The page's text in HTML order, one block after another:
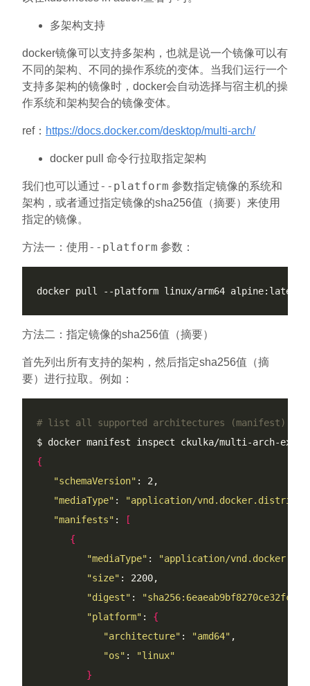
多架构支持
docker镜像可以支持多架构，也就是说一个镜像可以有
不同的架构、不同的操作系统的变体。当我们运行一个
支持多架构的镜像时，docker会自动选择与宿主机的操
作系统和架构契合的镜像变体。
ref： https://docs.docker.com/desktop/multi-arch/
docker pull 命令行拉取指定架构
我们也可以通过--platform 参数指定镜像的系统和
架构，或者通过指定镜像的sha256值（摘要）来使用
指定的镜像。
方法一：使用 --platform 参数：
方法二：指定镜像的sha256值（摘要）
首先列出所有支持的架构，然后指定sha256值（摘
要）进行拉取。例如：
# list all supported architectures (manifest):
{
"schemaVersion"
"mediaType" :
"application/
"manifests" :
[
{
"mediaType" :
"application/
"size"
"digest" :
"platform" : {
"architecture" : "amd64"
"os" :
"linux"
}